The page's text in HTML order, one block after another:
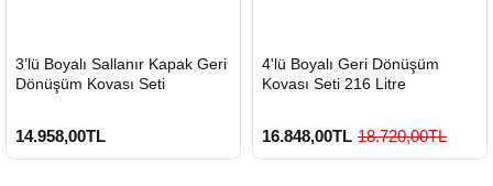
HIZLI
GÖNDERİ
3’lü Boyalı Sallanır Kapak Geri
Dönüşüm Kovası Seti
14.958,00TL
HIZLI
GÖNDERİ
4'lü Boyalı Geri Dönüşüm
Kovası Seti 216 Litre
16.848,00TL 18.720,00TL